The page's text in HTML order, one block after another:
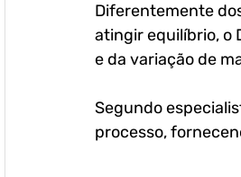
Diferentemente
atingir equilíbrio, o
e da variação de
Segundo
processo,